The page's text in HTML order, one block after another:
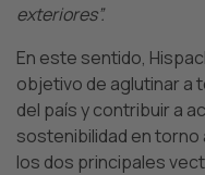
exteriores”.
En este sentido,
objetivo de aglutinar a
del país y contribuir a
sostenibilidad en torno
los dos principales